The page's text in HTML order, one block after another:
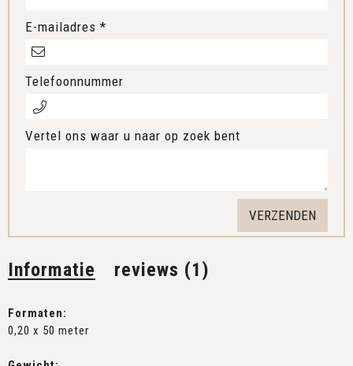
Informatie reviews (1)
Formaten:
0,20 x 50 meter
E-mailadres *
Telefoonnummer
Vertel ons waar u naar op zoek bent